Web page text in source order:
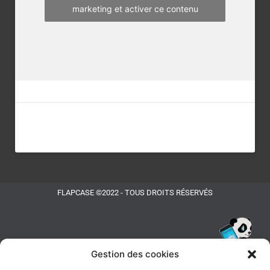
Gestion des cookies
marketing et activer ce contenu
FLAPCASE ©2022 - TOUS DROITS RÉSERVÉS